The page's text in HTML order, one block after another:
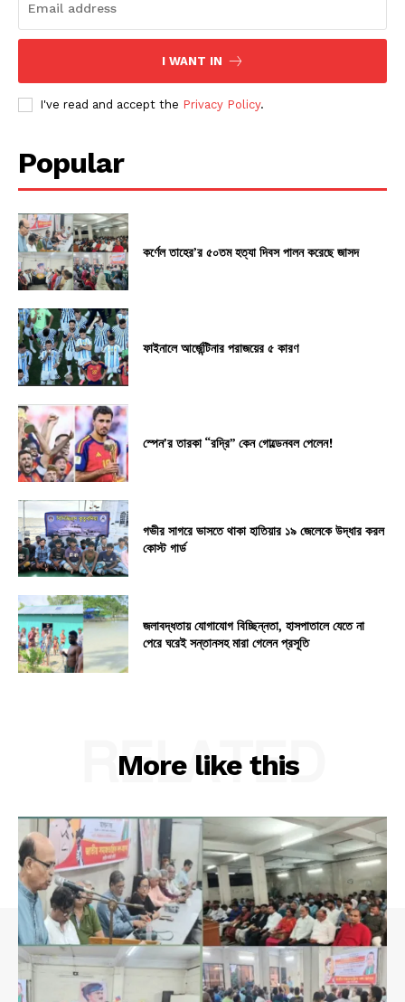
I WANT IN
I've read and accept the Privacy Policy.
Popular
কর্ণেল তাহের’র ৫০তম হত্যা দিবস পালন করেছে জাসদ
ফাইনালে আর্জেন্টিনার পরাজয়ের ৫ কারণ
স্পেন’র তারকা “রদ্রি” কেন গোল্ডেনবল পেলেন!
গভীর সাগরে ভাসতে থাকা হাতিয়ার ১৯ জেলেকে উদ্ধার করল
কোস্ট গার্ড
জলাবদ্ধতায় যোগাযোগ বিচ্ছিন্নতা, হাসপাতালে যেতে না
পেরে ঘরেই সন্তানসহ মারা গেলেন প্রসূতি
More like this
RELATED